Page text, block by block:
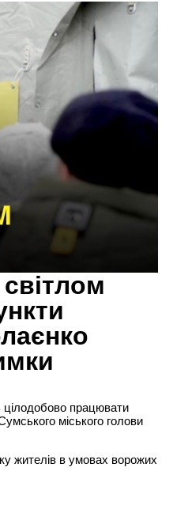
працювати
міського голови
жителів в умовах ворожих